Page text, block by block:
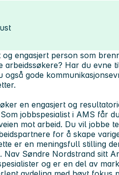
engasjert person som
arbeidssøkere? Har du evne
også gode
en engasjert og
jobbspesialist i AMS får
mot arbeid. Du vil jobbe
for å skape
er en meningsfull stilling
Nav Søndre Nordstrand sitt
og er en del av